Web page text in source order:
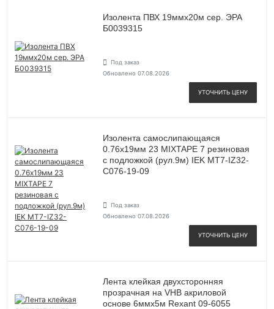
Изолента ПВХ 19ммх20м сер. ЭРА
Б0039315
Под заказ
Обновлено 07.08.2026
УТОЧНИТЬ ЦЕНУ
Изолента самослипающаяся
0.76х19мм 23 MIXTAPE 7 резиновая
с подложкой (рул.9м) IEK MT7-IZ32-
C076-19-09
Под заказ
Обновлено 07.08.2026
УТОЧНИТЬ ЦЕНУ
Лента клейкая двухсторонняя
прозрачная на VHB акриловой
основе 6ммх5м Rexant 09-6055